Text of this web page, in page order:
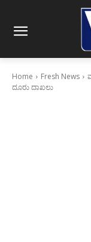
Home Fresh News
ದೂರು ದಾಖಲು